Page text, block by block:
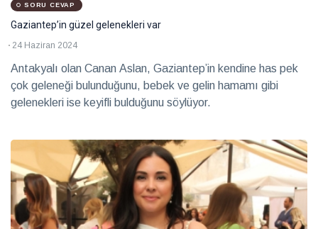
SORU CEVAP
Gaziantep’in güzel gelenekleri var
24 Haziran 2024
Antakyalı olan Canan Aslan, Gaziantep’in kendine has pek
çok geleneği bulunduğunu, bebek ve gelin hamamı gibi
gelenekleri ise keyifli bulduğunu söylüyor.